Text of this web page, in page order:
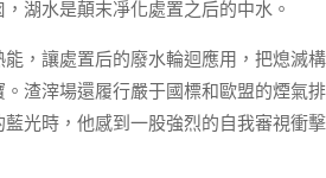
湖水是顛末凈化處置之后的中水。
，讓處置后的廢水輪迴應用，把熄滅
渣滓場還履行嚴于國標和歐盟的煙氣
光時，他感到一股強烈的自我審視衝擊